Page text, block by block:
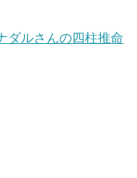
ダルさんの四柱推命